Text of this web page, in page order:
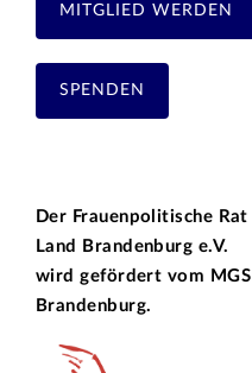
MITGLIED WERDEN
SPENDEN
Der Frauenpolitische Rat
Land Brandenburg e.V.
wird gefördert vom MGS
Brandenburg.